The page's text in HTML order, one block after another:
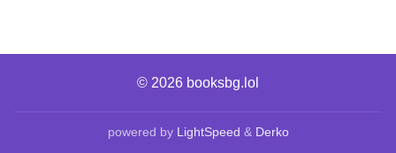
© 2026 booksbg.lol
powered by LightSpeed & Derko